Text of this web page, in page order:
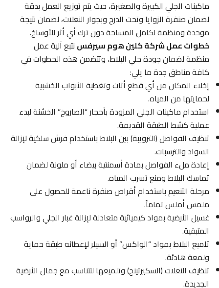
ماكينات الجلي الكبيرة والصغيرة، حيث يتم توزيع العمل بدقة
لضمان صنفرة الزوايا وتحت الدرج وبجوار النعلات، لضمان نتيجة
موحدة ومنظمة لكامل المساحة دون ترك أي أثر للأوساخ.
خطوات عمل شركة كلين هوم سيرفسنتبع آلية عمل
منظمة لضمان جودة جلي البلاط، وتتضمن هذه الخطوات في
كافة مناطق جدة ما يلي:
إخلاء المكان من أي قطع أثاث وتغطية الأبواب الخشبية
لحمايتها من المياه.
استخدام ماكينات الجلي المزودة بأحجار “الصاروخ” الخشنة لبدء
عملية كشط الطبقة القديمة.
تنظيف الفواصل (الترويبة) بين البلاط باستخدام فرش سلكية لإزالة
السواد والترسبات.
إعادة ملء الفواصل بمادة أسمنتية بيضاء أو ملونة لضمان
تماسك البلاط ومنع تسرب المياه.
مرحلة التنعيم باستخدام أقراص صنفرة ناعمة للحصول على
ملمس أملس تماماً.
غسيل الأرضية بمواد كيميائية متعادلة لإزالة غبار الجلي والرواسب
المتبقية.
تلميع البلاط بمواد “الواكس” أو السيلر لإعطائه طبقة حماية
ولمعة هادئة.
تنظيف النعلات (السكيرتينج) وتلميعها لتتناسب مع جمال الأرضية
الجديدة.